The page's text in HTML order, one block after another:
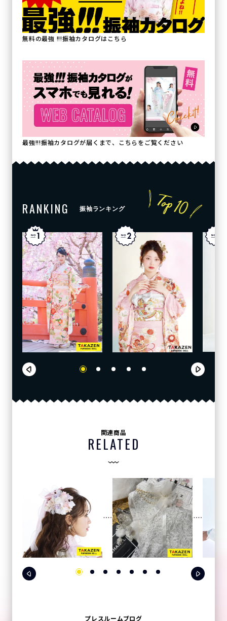
無料の最強 !!!振袖カタログはこちら
最強!!!振袖カタログが届くまで、こちらをご覧ください
RANKING 振袖ランキング
関連商品
RELATED
プレスルームブログ